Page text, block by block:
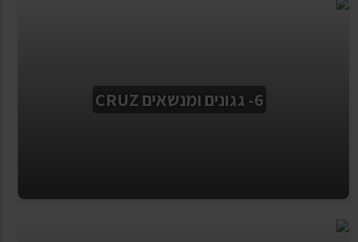
6- גגונים ומנשאים CRUZ